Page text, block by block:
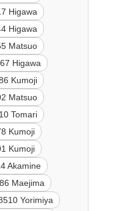
Higawa
Higawa
Matsuo
Higawa
Kumoji
Matsuo
Tomari
Kumoji
Kumoji
Akamine
Maejima
Yorimiya